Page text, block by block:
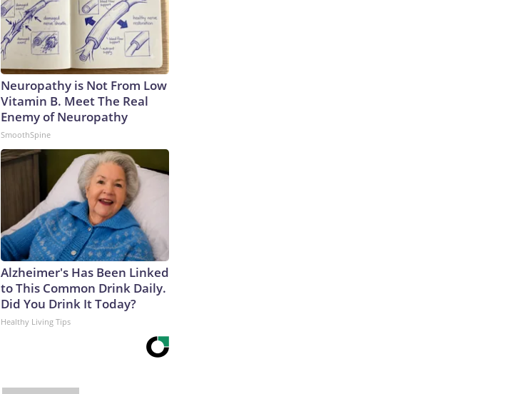
Neuropathy is Not From Low
Vitamin B. Meet The Real
Enemy of Neuropathy
SmoothSpine
Alzheimer's Has Been Linked
to This Common Drink Daily.
Did You Drink It Today?
Healthy Living Tips